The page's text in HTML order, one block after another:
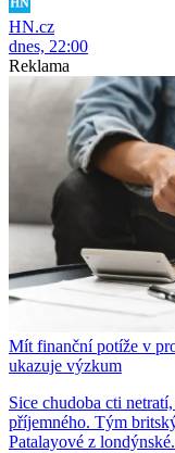
HN.cz
dnes, 22:00
Reklama
Mít finanční potíže v
ukazuje výzkum
Sice chudoba cti
příjemného. Tým
Patalayové z